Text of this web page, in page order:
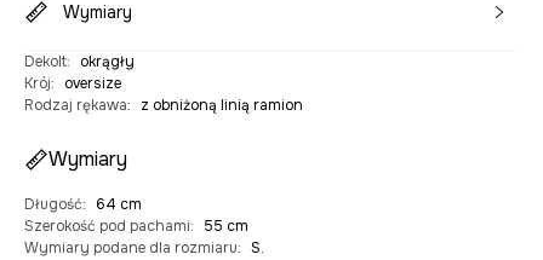
Wymiary
Dekolt:
okrągły
Krój:
oversize
Rodzaj rękawa: z obniżoną linią ramion
Wymiary
Długość:
64 cm
Szerokość pod pachami:
55 cm
Wymiary podane dla rozmiaru: S.